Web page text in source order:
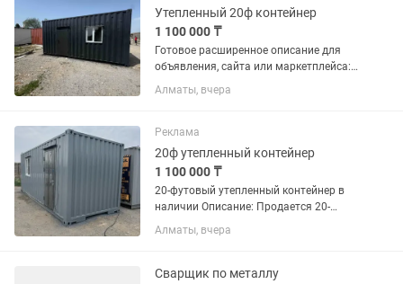
постоянного...
Утепленный 20ф контейнер
1 100 000 ₸
Готовое расширенное описание для
объявления, сайта или маркетплейса:
Утепленный 20-футовый контейнер под
жилье, офис или бизнес Утепленный
универсальное решение для...
Алматы, вчера
Реклама
20ф утепленный контейнер
1 100 000 ₸
20-футовый утепленный контейнер в
наличии Описание: Продается 20-
футовый утепленный контейнер в
наличии. Подходит для использования
домика, поста охраны, склада,...
Алматы, вчера
Сварщик по металлу